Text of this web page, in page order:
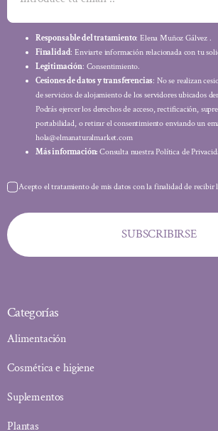
Responsable del tratamiento: Elena Muñoz Gálvez .
Finalidad: Enviarte información relacionada con tu
Legitimación: Consentimiento.
Cesiones de datos y transferencias: No se realizan
de servicios de alojamiento de los servidores ubicados
Podrás ejercer los derechos de acceso, rectificación,
portabilidad, o retirar el consentimiento enviando un
hola@elmanaturalmarket.com
Más información: Consulta nuestra Política de
Acepto el tratamiento de mis datos con la finalidad de recibir
SUBSCRIBIRSE
Categorías
Alimentación
Cosmética e higiene
Suplementos
Plantas